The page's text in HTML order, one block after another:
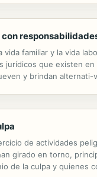
familiar y la vida
jurídicos que existen
y brindan
de actividades
girado en torno,
de la culpa y quienes